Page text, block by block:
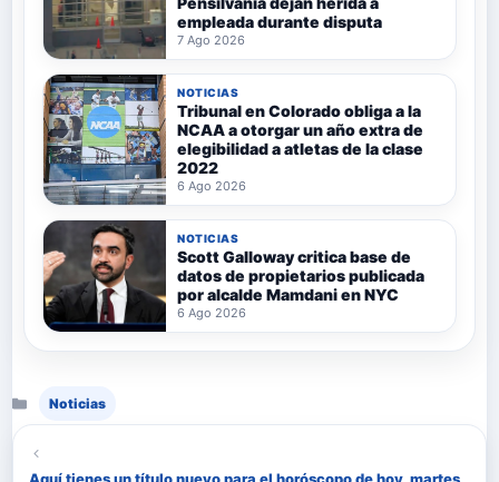
empleada durante disputa
7 Ago 2026
NOTICIAS
Tribunal en Colorado obliga a la
NCAA a otorgar un año extra de
elegibilidad a atletas de la clase
2022
6 Ago 2026
NOTICIAS
Scott Galloway critica base de
datos de propietarios publicada
por alcalde Mamdani en NYC
6 Ago 2026
Noticias